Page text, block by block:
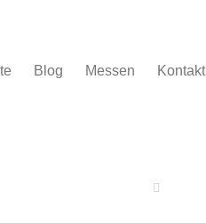
Blog Messen Kontakt